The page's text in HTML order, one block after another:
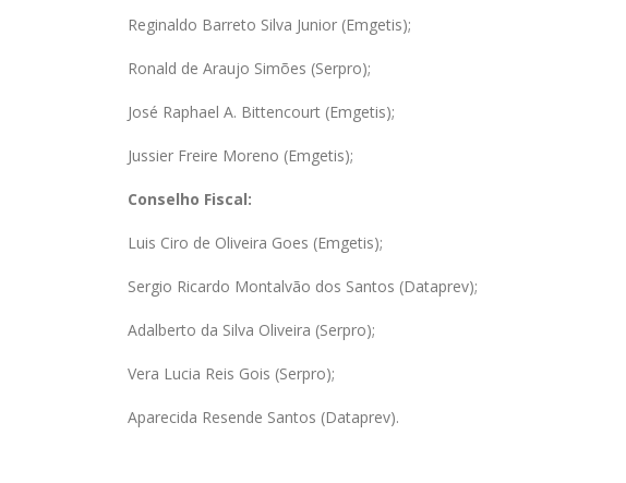
Reginaldo Barreto Silva Junior (Emgetis);
Ronald de Araujo Simões (Serpro);
José Raphael A. Bittencourt (Emgetis);
Jussier Freire Moreno (Emgetis);
Conselho Fiscal:
Luis Ciro de Oliveira Goes (Emgetis);
Sergio Ricardo Montalvão dos Santos (Dataprev);
Adalberto da Silva Oliveira (Serpro);
Vera Lucia Reis Gois (Serpro);
Aparecida Resende Santos (Dataprev).